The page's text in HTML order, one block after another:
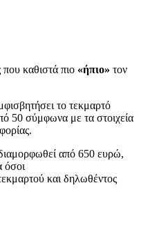
που καθιστά πιο «ήπιο» τον
το τεκμαρτό
50 σύμφωνα με τα στοιχεία
διαμορφωθεί από 650 ευρώ,
όσοι
και δηλωθέντος